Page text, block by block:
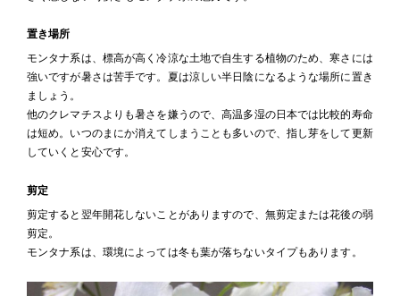
置き場所
モンタナ系は、標高が高く冷涼な土地で自生する植物のため、寒さには
強いですが暑さは苦手です。夏は涼しい半日陰になるような場所に置き
ましょう。
他のクレマチスよりも暑さを嫌うので、高温多湿の日本では比較的寿命
は短め。いつのまにか消えてしまうことも多いので、指し芽をして更新
していくと安心です。
剪定
剪定すると翌年開花しないことがありますので、無剪定または花後の弱
剪定。
モンタナ系は、環境によっては冬も葉が落ちないタイプもあります。